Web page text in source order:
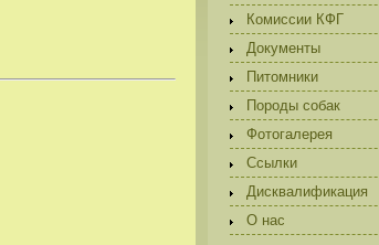
Комиссии КФГ
Документы
Питомники
Породы собак
Фотогалерея
Ссылки
Дисквалификация
О нас